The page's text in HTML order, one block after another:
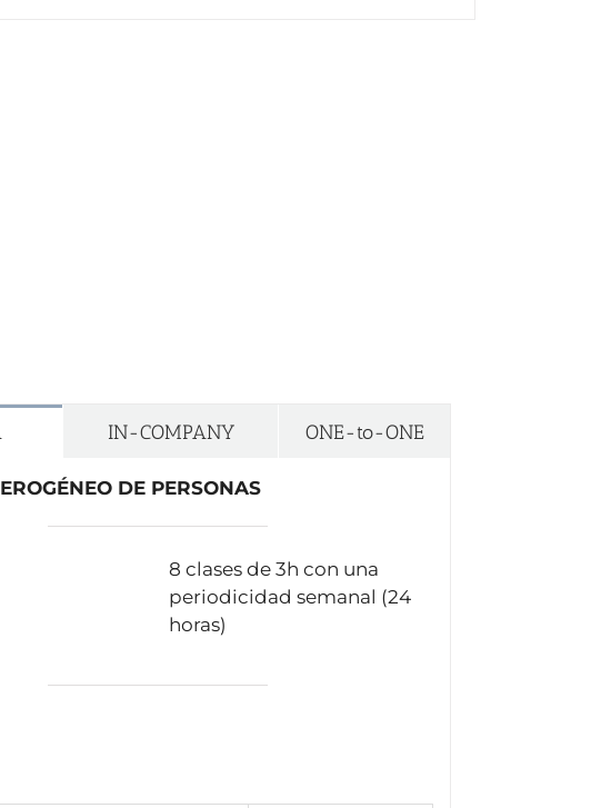
IN-COMPANY ONE-to-ONE
DE PERSONAS
8 clases de 3h con una
periodicidad semanal (24
horas)